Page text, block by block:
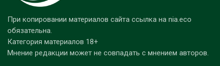
При копировании материалов сайта ссылка на nia.eco
обязательна.
Категория материалов 18+
Мнение редакции может не совпадать с мнением авторов.